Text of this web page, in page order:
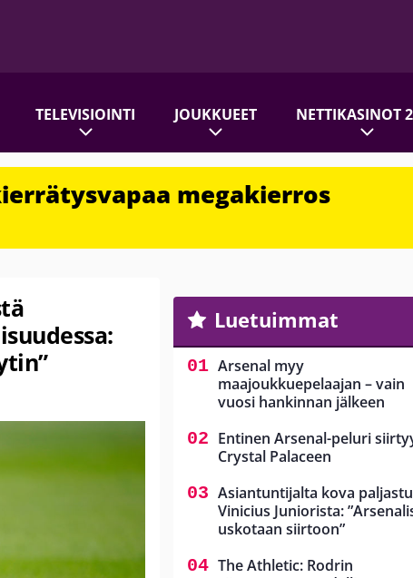
TELEVISIOINTI JOUKKUEET NETTIKASINOT
megakierros
Luetuimmat
Arsenal myy
maajoukkuepelaajan – vain
vuosi hankinnan jälkeen
Entinen Arsenal-peluri
Crystal Palaceen
Asiantuntijalta kova
Vinicius Juniorista:
uskotaan siirtoon”
The Athletic: Rodrin